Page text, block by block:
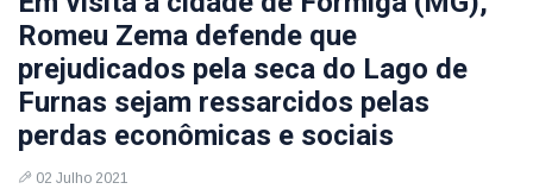
Romeu Zema defende que
prejudicados pela seca do Lago de
Furnas sejam ressarcidos pelas
perdas econômicas e sociais
02 Julho 2021